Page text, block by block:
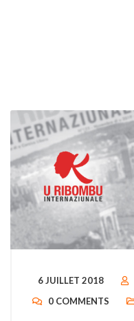
6 JUILLET 2018
0 COMMENTS